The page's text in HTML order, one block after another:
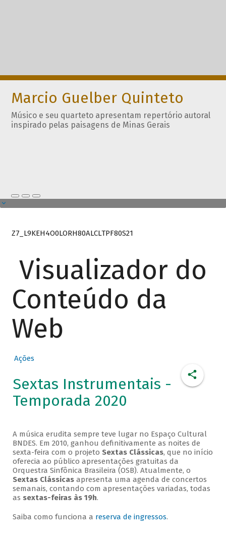
Marcio Guelber Quinteto
Músico e seu quarteto apresentam repertório autoral
inspirado pelas paisagens de Minas Gerais
Z7_L9KEH4O0LORH80ALCLTPF80S21
Visualizador do
Conteúdo da
Web
Ações
Sextas Instrumentais -
Temporada 2020
A música erudita sempre teve lugar no Espaço Cultural
BNDES. Em 2010, ganhou definitivamente as noites de
sexta-feira com o projeto Sextas Clássicas, que no início
oferecia ao público apresentações gratuitas da
Orquestra Sinfônica Brasileira (OSB). Atualmente, o
Sextas Clássicasapresenta uma agenda de concertos
semanais, contando com apresentações variadas, todas
as sextas-feiras às 19h.
Saiba como funciona a reserva de ingressos.